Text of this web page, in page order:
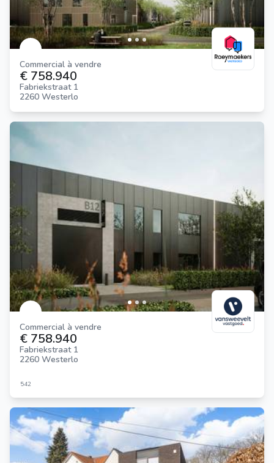
Commercial à vendre
€ 758.940
Fabriekstraat 1
2260 Westerlo
Commercial à vendre
€ 758.940
Fabriekstraat 1
2260 Westerlo
542